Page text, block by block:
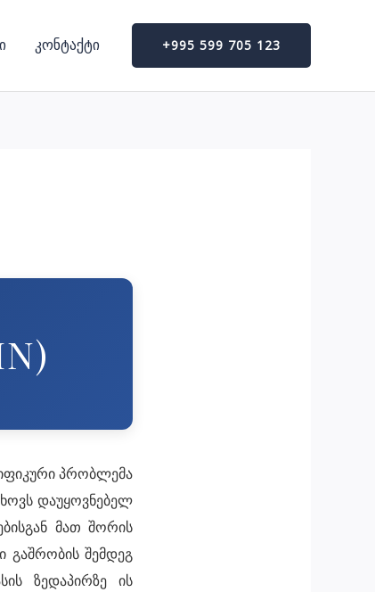
კონტაქტი +995 599 705 123
პრობლემა
დაუყოვნებელ
მათ შორის
გაშრობის შემდეგ
ზედაპირზე ის